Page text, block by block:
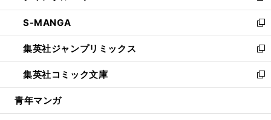
開
く
ウ
で
開
く
ン
ド
ウ
で
開
く
ウ
ィ
ン
ド
ウ
で
開
し
い
ウ
ィ
ン
ド
ウ
開
S-MANGA
新
し
い
ウ
ィ
ン
ウ
集英社ジャンプリミックス
新
し
い
ウ
ン
集英社コミック文庫
新
し
ウ
青年マンガ